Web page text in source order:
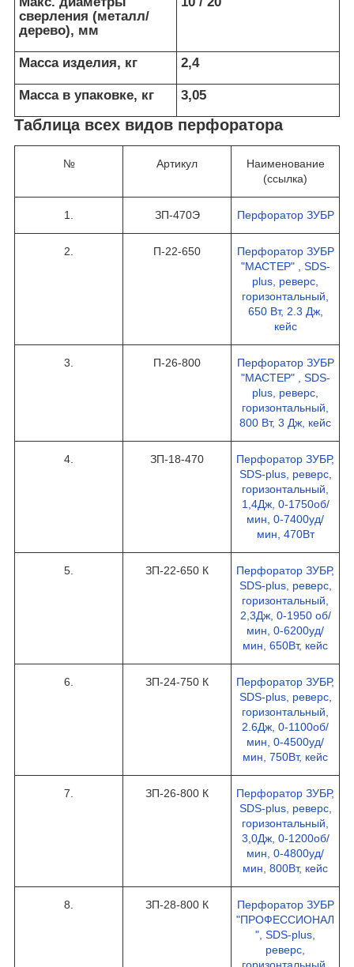
сверления (металл/
дерево), мм
Масса изделия, кг 2,4
Масса в упаковке, кг 3,05
Таблица всех видов перфоратора
№ Артикул
Наименование
(ссылка)
1. ЗП-470Э Перфоратор ЗУБР
2. П-22-650
Перфоратор ЗУБР
"МАСТЕР" , SDS-
plus, реверс,
горизонтальный,
650 Вт, 2.3 Дж,
кейс
3. П-26-800
Перфоратор ЗУБР
"МАСТЕР" , SDS-
plus, реверс,
горизонтальный,
800 Вт, 3 Дж, кейс
4. ЗП-18-470
Перфоратор ЗУБР,
SDS-plus, реверс,
горизонтальный,
1,4Дж, 0-1750об/
мин, 0-7400уд/
мин, 470Вт
5. ЗП-22-650 К
Перфоратор ЗУБР,
SDS-plus, реверс,
горизонтальный,
2,3Дж, 0-1950 об/
мин, 0-6200уд/
мин, 650Вт, кейс
6. ЗП-24-750 К
Перфоратор ЗУБР,
SDS-plus, реверс,
горизонтальный,
2.6Дж, 0-1100об/
мин, 0-4500уд/
мин, 750Вт, кейс
7. ЗП-26-800 К
Перфоратор ЗУБР,
SDS-plus, реверс,
горизонтальный,
3,0Дж, 0-1200об/
мин, 0-4800уд/
мин, 800Вт, кейс
8. ЗП-28-800 К
Перфоратор ЗУБР
"ПРОФЕССИОНАЛ
", SDS-plus,
реверс,